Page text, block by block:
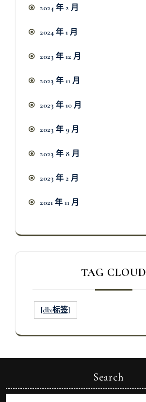
2024 年 2 月
2024 年 1 月
2023 年 12 月
2023 年 11 月
2023 年 10 月
2023 年 9 月
2023 年 8 月
2023 年 2 月
2021 年 11 月
TAG CLOUD
[db:标签]
Search